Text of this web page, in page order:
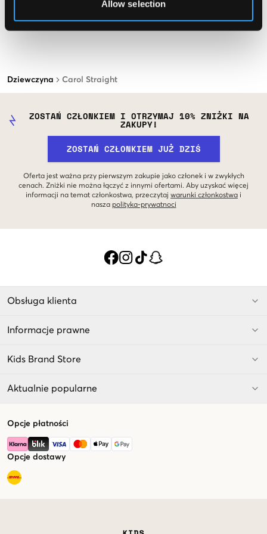
Allow selection
Dziewczyna Carol Straight
ZOSTAŃ CZŁONKIEM I OTRZYMAJ 10% ZNIŻKI NA
ZAKUPY!
ZOSTAŃ CZŁONKIEM JUŻ DZIŚ
Oferta jest ważna przy pierwszym zakupie jako członek i w zwykłych
cenach. Zniżki nie można łączyć z innymi ofertami. Aby uzyskać więcej
informacji na temat członkostwa, przeczytaj warunki członkostwa i
nasza polityka-prywatnoci
Obsługa klienta
Informacje prawne
Kids Brand Store
Aktualnie popularne
Opcje płatności
Opcje dostawy